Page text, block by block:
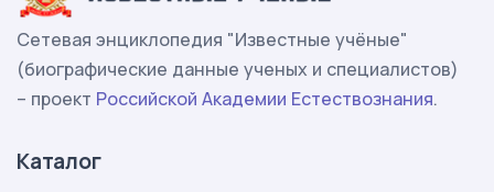
Сетевая энциклопедия "Известные учёные"
(биографические данные ученых и специалистов)
– проект Российской Академии Естествознания.
Каталог